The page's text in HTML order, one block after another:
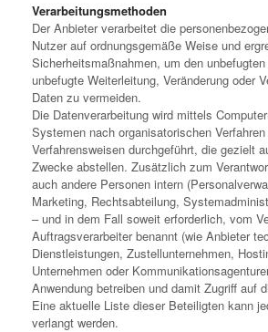
Verarbeitungsmethoden
Der Anbieter verarbeitet die
Nutzer auf ordnungsgemäße Weise und
Sicherheitsmaßnahmen, um den
unbefugte Weiterleitung, Veränderung oder
Daten zu vermeiden.
Die Datenverarbeitung wird mittels
Systemen nach organisatorischen
Verfahrensweisen durchgeführt, die gezielt
Zwecke abstellen. Zusätzlich zum
auch andere Personen intern
Marketing, Rechtsabteilung,
– und in dem Fall soweit erforderlich, vom
Auftragsverarbeiter benannt (wie Anbieter
Dienstleistungen, Zustellunternehmen,
Unternehmen oder
Anwendung betreiben und damit Zugriff auf
Eine aktuelle Liste dieser Beteiligten kann
verlangt werden.